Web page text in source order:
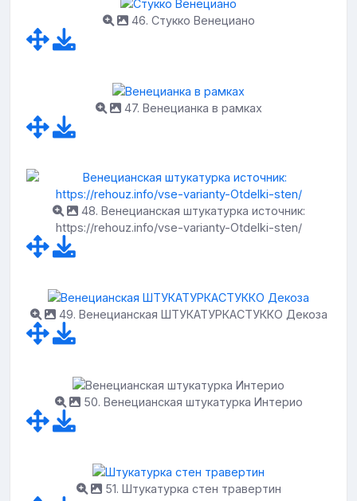
46. Стукко Венециано
47. Венецианка в рамках
48. Венецианская штукатурка источник:
https://rehouz.info/vse-varianty-Otdelki-sten/
49. Венецианская ШТУКАТУРКАСТУККО Декоза
50. Венецианская штукатурка Интерио
51. Штукатурка стен травертин